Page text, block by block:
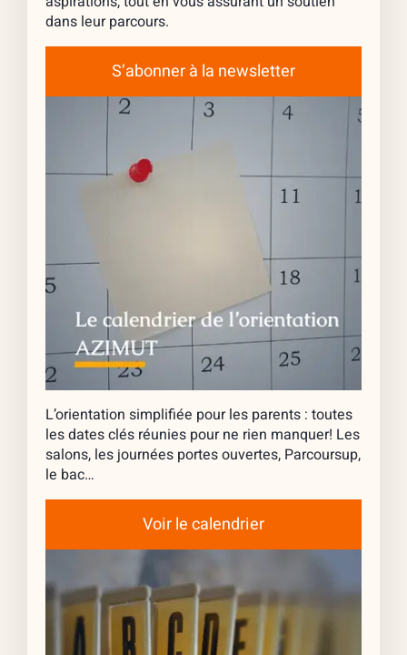
dans leur parcours.
S’abonner à la newsletter
L’orientation simplifiée pour les parents : toutes
les dates clés réunies pour ne rien manquer! Les
salons, les journées portes ouvertes, Parcoursup,
le bac…
Voir le calendrier